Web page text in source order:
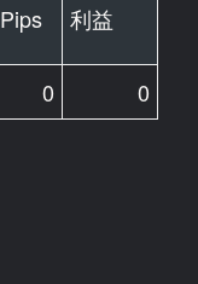
Pips 利益
0 0